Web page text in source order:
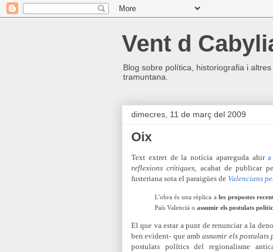
Vent d
Blog sobre política, historiografia i
tramuntana.
dimecres, 11 de març del 2009
Oix
Text extret de la notícia apareguda ahira
reflexions crítiques, acabat de publicar
fusteriana sota el paraigües de Valencians
L'obra és una rèplica ales propostes
País Valencià o assumir els postulats
El que va estar a punt de renunciar a la
ben evident- que ambassumir els
postulats polítics del regionalisme